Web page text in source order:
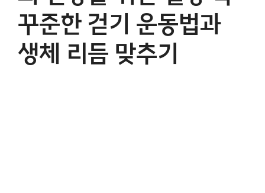
꾸준한 걷기 운동법과
생체 리듬 맞추기